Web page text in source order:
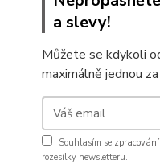
a slevy!
Můžete se kdykoli
maximálně jednou
Souhlasím se
rozesílky newsletteru.